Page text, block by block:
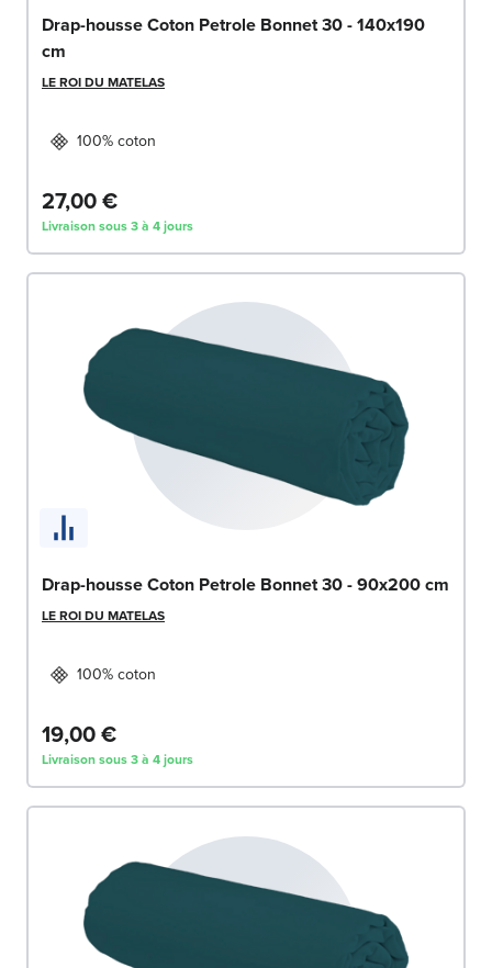
Drap-housse Coton Petrole Bonnet 30 - 140x190
cm
LE ROI DU MATELAS
100% coton
27,00 €
Livraison sous 3 à 4 jours
Drap-housse Coton Petrole Bonnet 30 - 90x200 cm
LE ROI DU MATELAS
100% coton
19,00 €
Livraison sous 3 à 4 jours